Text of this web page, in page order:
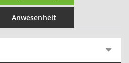
Anwesenheit